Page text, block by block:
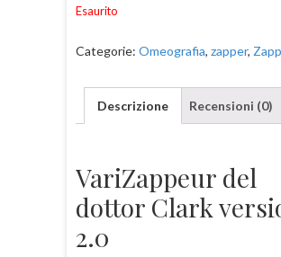
Esaurito
Categorie: Omeografia, zapper,
Descrizione Recensioni (0)
VariZappeur del
dottor Clark
2.0